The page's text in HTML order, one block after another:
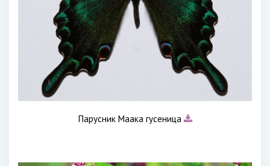
Парусник Маака гусеница